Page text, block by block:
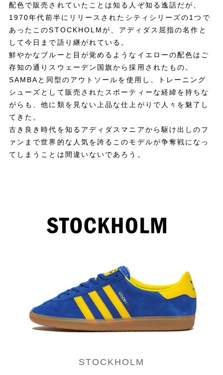
配色で販売されていたことは知る人ぞ知る逸話だが、
1970年代前半にリリースされたシティシリーズの1つで
あったこのSTOCKHOLMが、アディダス屈指の名作と
して今日まで語り継がれている。
鮮やかなブルーと目が覚めるようなイエローの配色はご
存知の通りスウェーデン国旗から採用されたもの。
SAMBAと同型のアウトソールを使用し、トレーニング
シューズとして販売されたスポーティーな経緯を持ちな
がらも、他に類を見ない上品な仕上がりで人々を魅了し
てきた。
古き良き時代を知るアディダスマニアから駆け出しのフ
ァンまで世界的な人気を誇るこのモデルが争奪戦になっ
てしまうことは間違いないであろう。
STOCKHOLM